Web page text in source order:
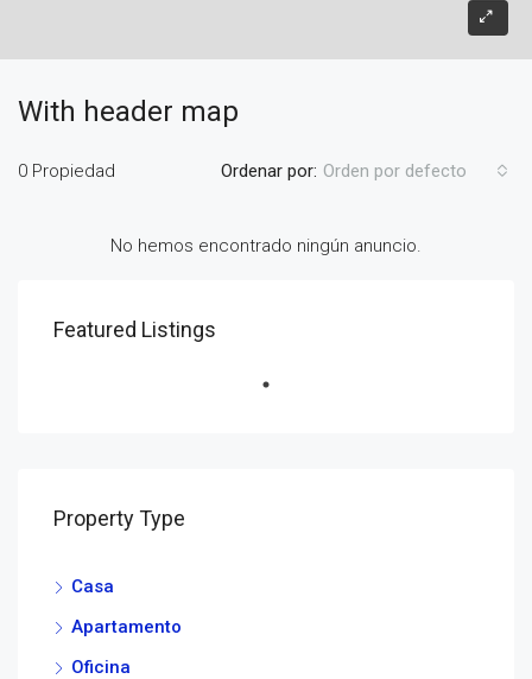
With header map
0 Propiedad Ordenar por: Orden por defecto
No hemos encontrado ningún anuncio.
Featured Listings
Property Type
Casa
Apartamento
Oficina